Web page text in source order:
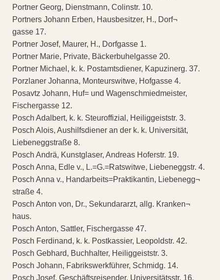
Portner Georg, Dienstmann, Colinstr. 10.
Portners Johann Erben, Hausbesitzer, H., Dorf¬
gasse 17.
Portner Josef, Maurer, H., Dorfgasse 1.
Portner Marie, Private, Bäckerbuhelgasse 20.
Portner Michael, k. k. Postamtsdiener, Kapuzinerg. 37.
Porzlaner Johanna, Monteurswitwe, Hofgasse 4.
Posavtz Johann, Huf= und Wagenschmiedmeister,
Fischergasse 12.
Posch Adalbert, k. k. Steuroffizial, Heiliggeiststr. 3.
Posch Alois, Aushilfsdiener an der k. k. Universität,
Liebeneggstraße 8.
Posch Andrä, Kunstglaser, Andreas Hoferstr. 19.
Posch Anna, Edle v., L.=G.=Ratswitwe, Liebeneggstr. 4.
Posch Anna v., Handarbeits=Praktikantin, Liebenegg¬
straße 4.
Posch Anton von, Dr., Sekundararzt, allg. Kranken¬
haus.
Posch Anton, Sattler, Fischergasse 47.
Posch Ferdinand, k. k. Postkassier, Leopoldstr. 42.
Posch Gebhard, Buchhalter, Heiliggeiststr. 3.
Posch Johann, Fabrikswerkführer, Schmidg. 14.
Posch Josef, Geschäftsreisender, Universitätsstr. 16.